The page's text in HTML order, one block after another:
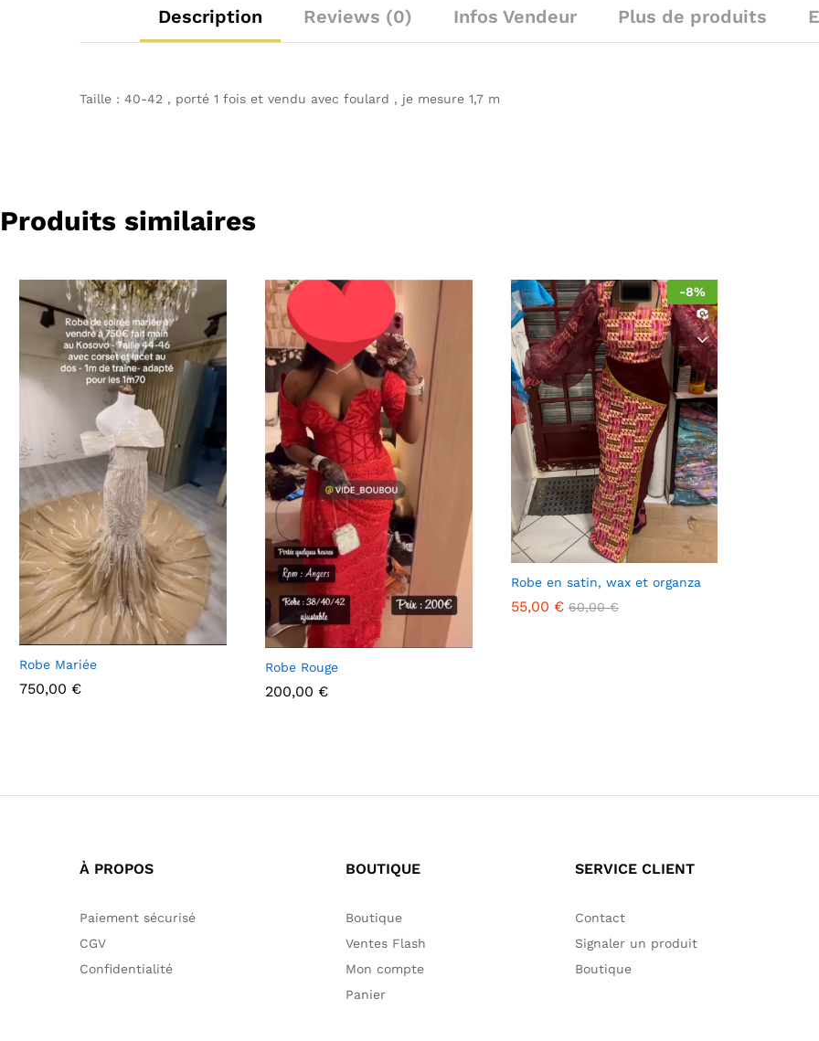
Description Reviews (0) Infos Vendeur Plus de produits
Taille : 40-42 , porté 1 fois et vendu avec foulard , je mesure 1,7 m
Produits similaires
Robe Mariée
750,00 €
Robe Rouge
200,00 €
-8%
Robe en satin, wax et organza
55,00 € 60,00€
À PROPOS
Paiement sécurisé
CGV
Confidentialité
BOUTIQUE
Boutique
Ventes Flash
Mon compte
Panier
SERVICE CLIENT
Contact
Signaler un produit
Boutique